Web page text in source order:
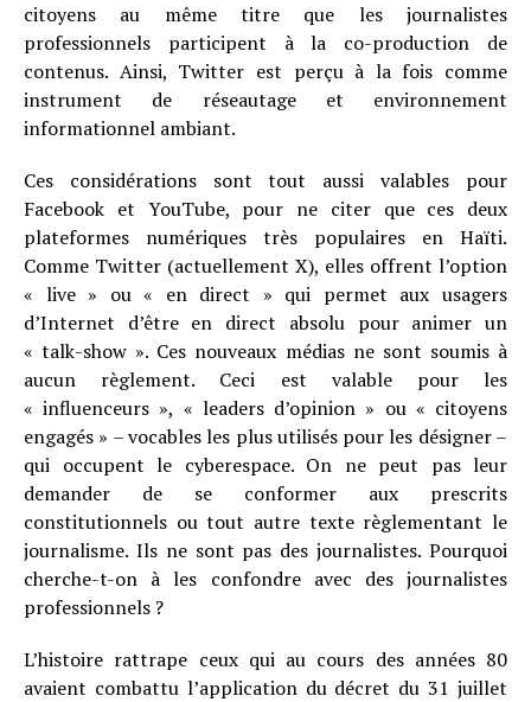
citoyens au même titre que les journalistes
professionnels participent à la co-production de
contenus. Ainsi, Twitter est perçu à la fois comme
instrument de réseautage et environnement
informationnel ambiant.
Ces considérations sont tout aussi valables pour
Facebook et YouTube, pour ne citer que ces deux
plateformes numériques très populaires en Haïti.
Comme Twitter (actuellement X), elles offrent l’option
« live » ou « en direct » qui permet aux usagers
d’Internet d’être en direct absolu pour animer un
« talk-show ». Ces nouveaux médias ne sont soumis à
aucun règlement. Ceci est valable pour les
« influenceurs », « leaders d’opinion » ou « citoyens
engagés » – vocables les plus utilisés pour les désigner –
qui occupent le cyberespace. On ne peut pas leur
demander de se conformer aux prescrits
constitutionnels ou tout autre texte règlementant le
journalisme. Ils ne sont pas des journalistes. Pourquoi
cherche-t-on à les confondre avec des journalistes
professionnels ?
L’histoire rattrape ceux qui au cours des années 80
avaient combattu l’application du décret du 31 juillet